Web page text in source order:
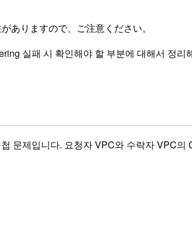
ありますので、ご注意ください。
실패 시 확인해야 할 부분에 대해서 정리
문제입니다. 요청자 VPC와 수락자 VPC